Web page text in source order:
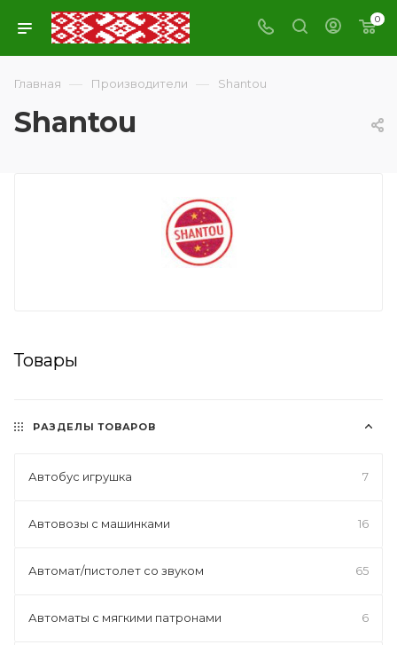
0
Главная — Производители — Shantou
Shantou
Товары
РАЗДЕЛЫ ТОВАРОВ
Автобус игрушка 7
Автовозы с машинками 16
Автомат/пистолет со звуком 65
Автоматы с мягкими патронами 6